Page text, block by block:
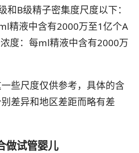
和B级精子密集度尺度以下：
精液中含有2000万至1亿个A
度：每ml精液中含有2000万
些尺度仅供参考，具体的含
差异和地区差距而略有差
做试管婴儿